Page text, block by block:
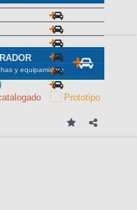
y equipamiento
Prototipo